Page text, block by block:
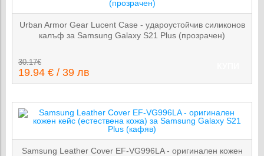
Urban Armor Gear Lucent Case - удароустойчив силиконов
калъф за Samsung Galaxy S21 Plus (прозрачен)
30.17€
19.94 € / 39 лв
Samsung Leather Cover EF-VG996LA - оригинален кожен